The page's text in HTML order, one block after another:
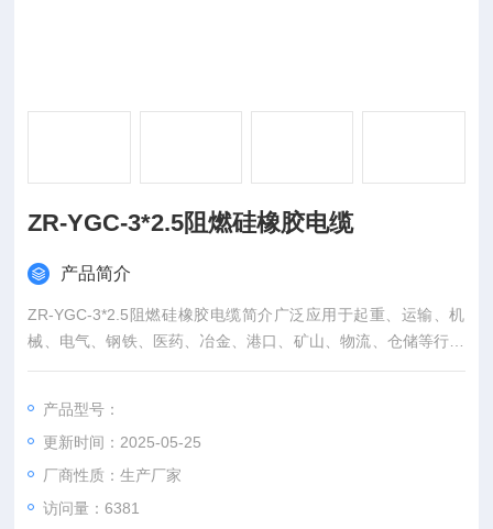
ZR-YGC-3*2.5阻燃硅橡胶电缆
产品简介
ZR-YGC-3*2.5阻燃硅橡胶电缆简介广泛应用于起重、运输、机
械、电气、钢铁、医药、冶金、港口、矿山、物流、仓储等行业
的0.6/1kV及以下各种移动动力装置的电源连接及控制、信号、
产品型号：
更新时间：2025-05-25
厂商性质：生产厂家
访问量：6381